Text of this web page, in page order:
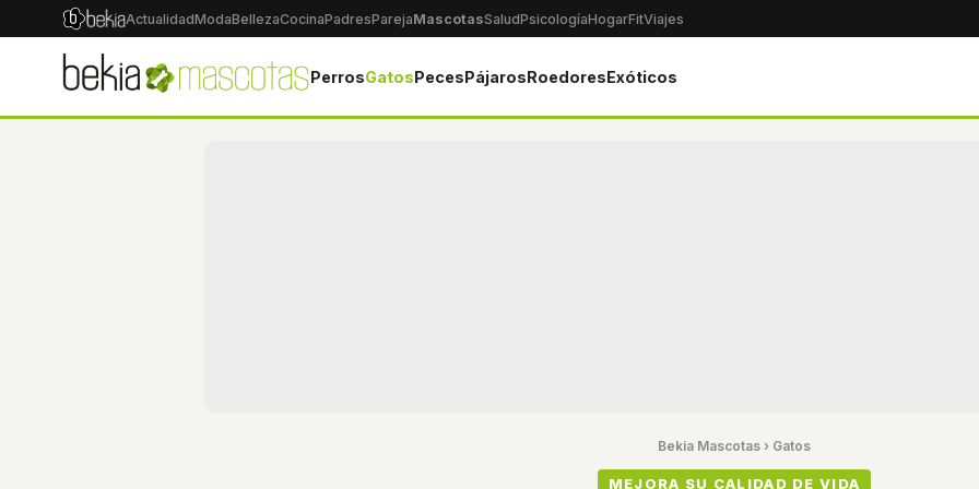
ActualidadModaBellezaCocinaPadresParejaMascotasSaludPsicologíaHogarFitViajes
PerrosGatosPecesPájarosRoedoresExóticos
Bekia Mascotas › Gatos
MEJORA SU CALIDAD DE VIDA